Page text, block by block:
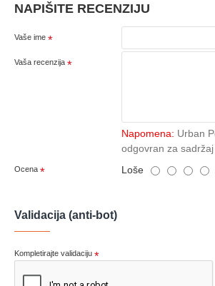
NAPIŠITE RECENZIJU
Vaše ime
Vaša recenzija
Napomena: Urban
odgovran za
Ocena Loše
Validacija (anti-bot)
Kompletirajte validaciju